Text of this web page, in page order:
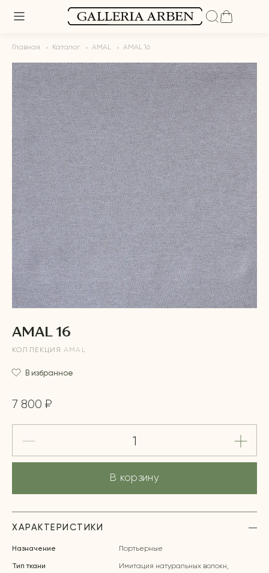
Главная Каталог AMAL AMAL 16
AMAL 16
КОЛЛЕКЦИЯ AMAL
В избранное
7 800 ₽
В корзину
ХАРАКТЕРИСТИКИ
Назначение Портьерные
Тип ткани
Имитация натуральных волокн,